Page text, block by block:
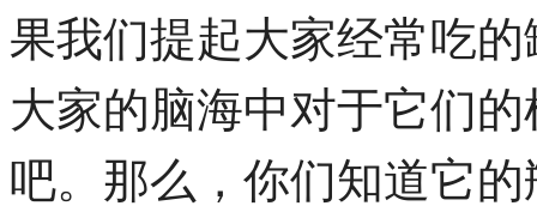
果我们提起大家经常吃
大家的脑海中对于它们
吧。那么，你们知道它